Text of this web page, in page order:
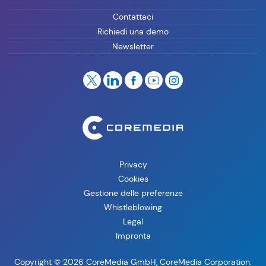
Contattaci
Richiedi una demo
Newsletter
Privacy
Cookies
Gestione delle preferenze
Whistleblowing
Legal
Impronta
Copyright © 2026 CoreMedia GmbH, CoreMedia Corporation.